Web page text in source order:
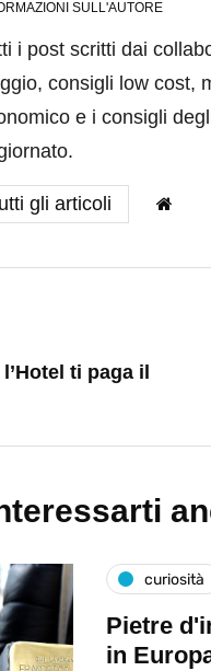
SULL'AUTORE
i post scritti dai
consigli low cost,
e i consigli
gli articoli
ti paga il
curiosità
Pietre
in